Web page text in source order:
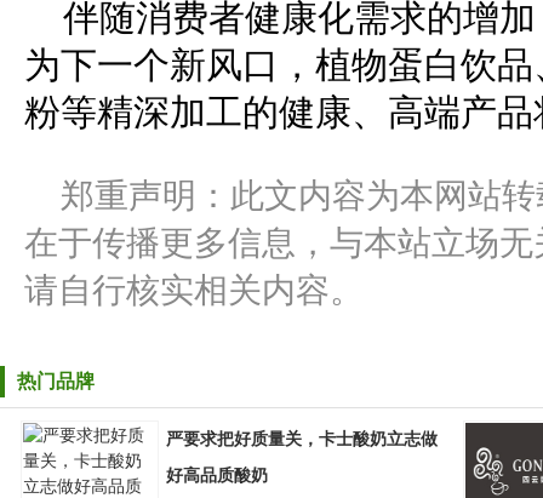
伴随消费者健康化需求的增
为下一个新风口，植物蛋白饮
粉等精深加工的健康、高端产
郑重声明：此文内容为本网站
在于传播更多信息，与本站立场
请自行核实相关内容。
热门品牌
严要求把好质量关，卡士酸奶立志做
好高品质酸奶